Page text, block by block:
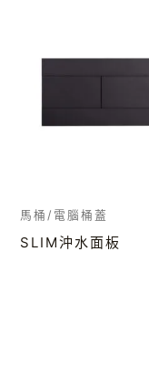
馬桶/電腦桶蓋
SLIM沖水面板